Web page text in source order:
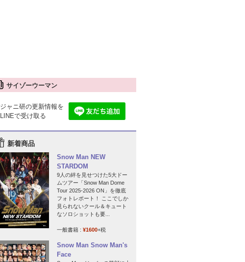
サイゾーウーマン
ジャニ研の更新情報を
LINEで受け取る
新着商品
Snow Man NEW
STARDOM
9人の絆を見せつけた5大ドー
ムツアー「Snow Man Dome
Tour 2025-2026 ON」を徹底
フォトレポート！ ここでしか
見られないクール＆キュート
なソロショットも要...
一般書籍 : ¥1600+税
Snow Man Snow Man's
Face